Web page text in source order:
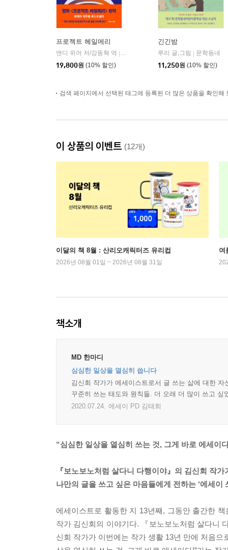
프로젝트 헤일메리
앤디 위어 저/강동혁 역
알에이치코리아(RHK)
19,800원 (10% 할인)
긴긴밤
루리 글,그림
문학동네
11,250원 (10% 할인)
검색 페이지에서 선택된 태그에 등록된 더 많은 상품을 확인해
이 상품의 이벤트 (12개)
이달의 책 8월 : 산리오캐릭터즈 유리컵
2026년 08월 01일 ~ 2026년 08월 31일
여
책소개
MD 한마디
심심한 일상을 열심히 씁니다
김신회 작가가 에세이스트로서 글 쓰는 삶에 대한
꾸준히 쓰는 태도와 원칙들. 더 오래 더 많이 쓰고
2020.07.24. 에세이 PD 김태희
“심심한 일상을 열심히 쓰는 것, 그게 바로 에세이
『보노보노처럼 살다니 다행이야』의 김신회 작가
나만의 글을 쓰고 싶은 마음들에게 전하는 ‘에세이
에세이스트로 활동한 지 13년째, 그동안 출간한
작가 김신회의 이야기다. 『보노보노처럼 살다니
신회 작가가 이번에는 작가 생활 13년 만에 처음으